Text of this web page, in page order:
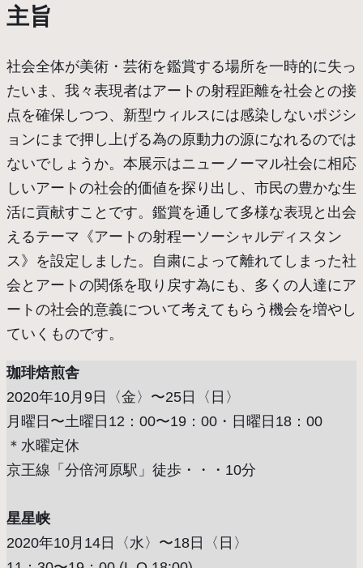
主旨
社会全体が美術・芸術を鑑賞する場所を一時的に失っ
たいま、我々表現者はアートの射程距離を社会との接
点を確保しつつ、新型ウィルスには感染しないポジシ
ョンにまで押し上げる為の原動力の源になれるのでは
ないでしょうか。本展示はニューノーマル社会に相応
しいアートの社会的価値を探り出し、市民の豊かな生
活に貢献すことです。鑑賞を通して多様な表現と出会
えるテーマ《アートの射程ーソーシャルディスタン
ス》を設定しました。自粛によって離れてしまった社
会とアートの関係を取り戻す為にも、多くの人達にア
ートの社会的意義について考えてもらう機会を増やし
ていくものです。
珈琲焙煎舎
2020年10月9日〈金〉〜25日〈日〉
月曜日〜土曜日12：00〜19：00・日曜日18：00
＊水曜定休
京王線「分倍河原駅」徒歩・・・10分
星星峡
2020年10月14日〈水〉〜18日〈日〉